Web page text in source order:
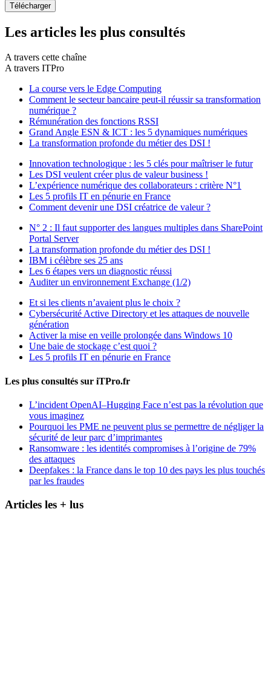
Les articles les plus consultés
A travers cette chaîne
A travers ITPro
La course vers le Edge Computing
Comment le secteur bancaire peut-il réussir sa transformation
numérique ?
Rémunération des fonctions RSSI
Grand Angle ESN & ICT : les 5 dynamiques numériques
La transformation profonde du métier des DSI !
Innovation technologique : les 5 clés pour maîtriser le futur
Les DSI veulent créer plus de valeur business !
L’expérience numérique des collaborateurs : critère N°1
Les 5 profils IT en pénurie en France
Comment devenir une DSI créatrice de valeur ?
N° 2 : Il faut supporter des langues multiples dans SharePoint
Portal Server
La transformation profonde du métier des DSI !
IBM i célèbre ses 25 ans
Les 6 étapes vers un diagnostic réussi
Auditer un environnement Exchange (1/2)
Et si les clients n’avaient plus le choix ?
Cybersécurité Active Directory et les attaques de nouvelle
génération
Activer la mise en veille prolongée dans Windows 10
Une baie de stockage c’est quoi ?
Les 5 profils IT en pénurie en France
Les plus consultés sur iTPro.fr
L’incident OpenAI–Hugging Face n’est pas la révolution que
vous imaginez
Pourquoi les PME ne peuvent plus se permettre de négliger la
sécurité de leur parc d’imprimantes
Ransomware : les identités compromises à l’origine de 79%
des attaques
Deepfakes : la France dans le top 10 des pays les plus touchés
par les fraudes
Articles les + lus